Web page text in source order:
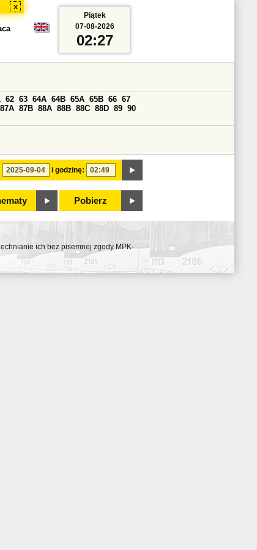
x
i godzinę:
62 63 64A 64B 65A 65B 66 67
87A 87B 88A 88B 88C 88D 89 90
Pobierz
Piątek
07-08-2026
02:27
ich bez pisemnej zgody MPK-